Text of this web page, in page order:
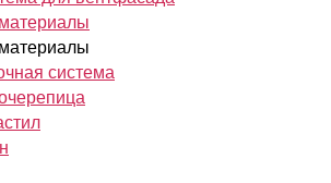
система